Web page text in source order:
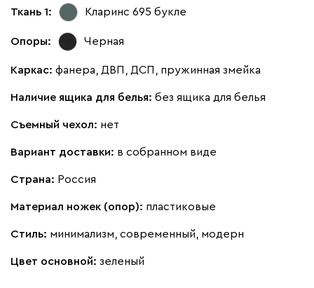
Графит Серый
Ткань 1: Кларинс 695 букле
Опоры: Черная
Каркас: фанера, ДВП, ДСП, пружинная змейка
Наличие ящика для белья: без ящика для белья
Съемный чехол: нет
Вариант доставки: в собранном виде
Страна: Россия
Материал ножек (опор): пластиковые
Стиль: минимализм, современный, модерн
Цвет основной: зеленый